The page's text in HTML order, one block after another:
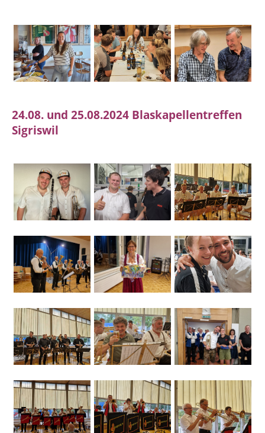
24.08. und 25.08.2024 Blaskapellentreffen
Sigriswil